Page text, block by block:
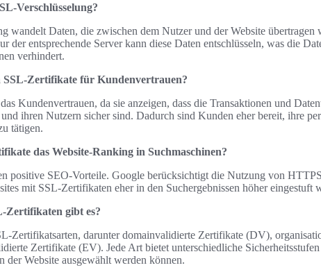
Verschlüsselung?
wandelt Daten, die zwischen dem Nutzer und der Website übertragen
der entsprechende Server kann diese Daten entschlüsseln, was die
verhindert.
SSL-Zertifikate für Kundenvertrauen?
Kundenvertrauen, da sie anzeigen, dass die Transaktionen und
ihren Nutzern sicher sind. Dadurch sind Kunden eher bereit, ihre
tätigen.
das Website-Ranking in Suchmaschinen?
positive SEO-Vorteile. Google berücksichtigt die Nutzung von
mit SSL-Zertifikaten eher in den Suchergebnissen höher eingestuft
Zertifikaten gibt es?
Zertifikatsarten, darunter domainvalidierte Zertifikate (DV),
Zertifikate (EV). Jede Art bietet unterschiedliche
der Website ausgewählt werden können.